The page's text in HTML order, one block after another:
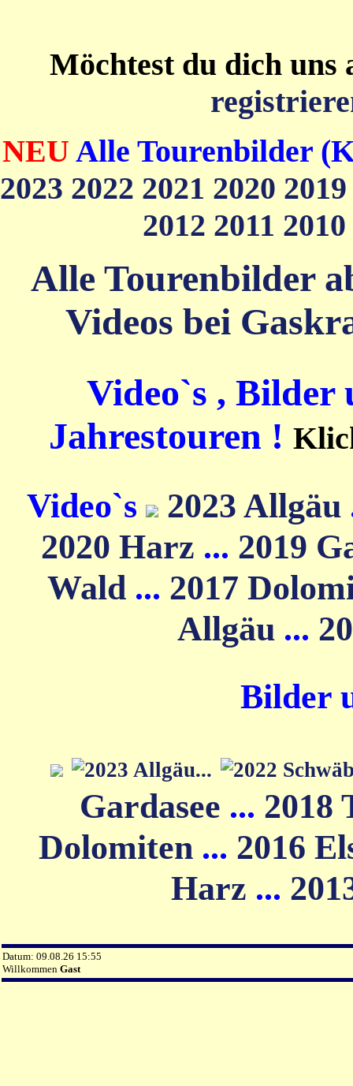
Möchtest du dich uns
NEU Alle Tourenbilder
2023 2022 2021 2020
2012 2011 2010
Alle Tourenbilder
Videos bei
Video`s , Bilder
Jahrestouren !
Video`s 2023 Allgäu
2020 Harz ... 2019
Wald ... 2017
Allgäu ...
Bilder
Gardasee ... 2018
Dolomiten ... 2016
Harz ...
Datum: 09.08.26 15:55
Willkommen Gast